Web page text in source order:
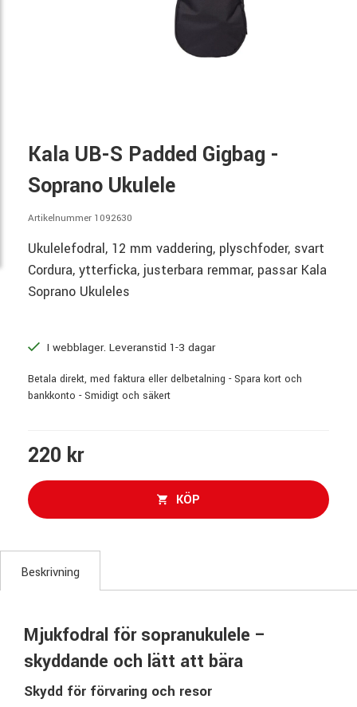
Kala UB-S Padded Gigbag -
Soprano Ukulele
Artikelnummer 1092630
Ukulelefodral, 12 mm vaddering, plyschfoder, svart
Cordura, ytterficka, justerbara remmar, passar Kala
Soprano Ukuleles
I webblager. Leveranstid 1-3 dagar
Betala direkt, med faktura eller delbetalning - Spara kort och
bankkonto - Smidigt och säkert
220 kr
KÖP
Beskrivning
Mjukfodral för sopranukulele –
skyddande och lätt att bära
Skydd för förvaring och resor